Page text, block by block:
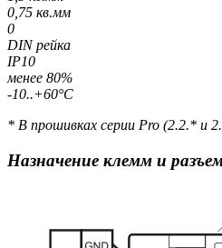
0,75 кв.мм
0
DIN рейка
IP10
менее 80%
-10..+60°C
* В прошивках серии Pro (2.2.* и
Назначение клемм и